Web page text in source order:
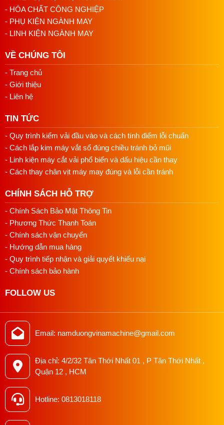
Hotline/Zalo: 0813018118
Email: namduongvinamachine@gmail.com
Địa chỉ: 4/2/32 Tân Thới Nhất 01, P. Tân Thới Nhất,
- HÓA CHẤT CÔNG NGHIỆP
- PHỤ KIỆN NGÀNH MAY
- LINH KIỆN NGÀNH MAY
VỀ CHÚNG TÔI
- Trang chủ
- Giới thiệu
- Liên hệ
TIN TỨC
- Quy trình kiểm vải đầu vào và cách tính điểm lỗi chuẩn
- Cách lắp kim máy vắt sổ đúng chiều tránh bỏ mũi
- Linh kiện máy cắt vải phổ biến và dấu hiệu cần thay
- Cách thay chân vịt máy may đúng và lỗi cần tránh
CHÍNH SÁCH HỖ TRỢ
- Chính Sách Bảo Mật Thông Tin
- Phương Thức Thanh Toán
- Chính sách vận chuyển
- Hướng dẫn mua hàng
- Quy trình tiếp nhận và giải quyết khiếu nại
- Chính sách bảo hành
FOLLOW US
Email: namduongvinamachine@gmail.com
Địa chỉ: 4/2/32 Tân Thới Nhất 01 , P Tân Thới Nhất ,
Quận 12 , HCM
Hotline: 0813018118